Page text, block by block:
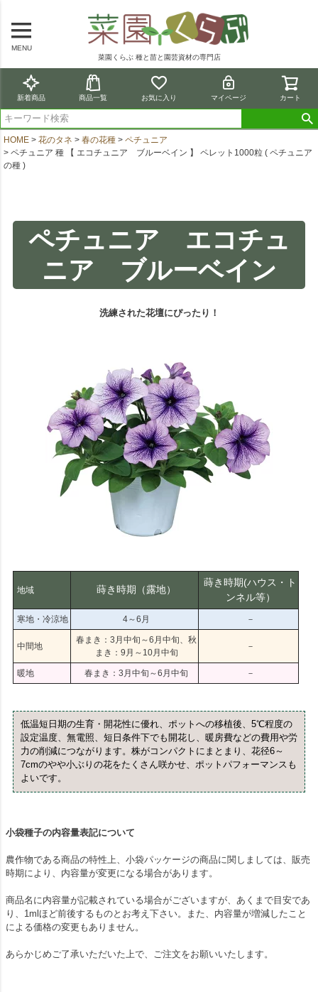
MENU
菜園くらぶ 種と苗と園芸資材の専門店
新着商品 商品一覧 お気に入り マイページ カート
HOME 花のタネ 春の花種
ペチュニア
ペチュニア 種 【 エコチュニア ブルーベイン 】 ペレット1000粒 ( ペチュニア
の種 )
ペチュニア エコチュ
ニア ブルーベイン
洗練された花壇にぴったり！
地域 蒔き時期（露地）
蒔き時期(ハウス・ト
ンネル等）
寒地・冷涼地 4～6月 －
中間地
春まき：3月中旬～6月中旬、秋
まき：9月～10月中旬
－
暖地 春まき：3月中旬～6月中旬 －
低温短日期の生育・開花性に優れ、ポットへの移植後、5℃程度の
設定温度、無電照、短日条件下でも開花し、暖房費などの費用や労
力の削減につながります。株がコンパクトにまとまり、花径6～
7cmのやや小ぶりの花をたくさん咲かせ、ポットパフォーマンスも
よいです。
小袋種子の内容量表記について
農作物である商品の特性上、小袋パッケージの商品に関しましては、販売
時期により、内容量が変更になる場合があります。
商品名に内容量が記載されている場合がございますが、あくまで目安であ
り、1mlほど前後するものとお考え下さい。また、内容量が増減したこと
による価格の変更もありません。
あらかじめご了承いただいた上で、ご注文をお願いいたします。